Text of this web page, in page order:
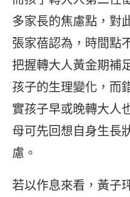
多家長的焦慮點，對
張家蓓認為，時間點
把握轉大人黃金期補
孩子的生理變化，而
實孩子早或晚轉大人
母可先回想自身生長
慮。
若以作息來看，黃子